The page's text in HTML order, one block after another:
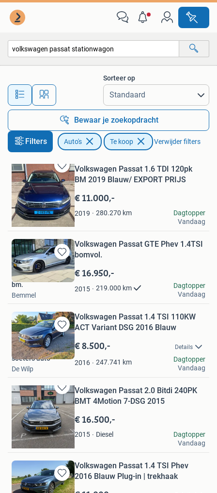
Alle afstanden…
Sorteer op
Bewaar je zoekopdracht
Filters Auto's Te koop Verwijder filters
Bewaren
in
Mijn
Favorieten
Volkswagen Passat 1.6 TDI 120pk
BM 2019 Blauw/ EXPORT PRIJS
€ 11.000,-
2019 280.270 km
hisham
Zaandam
Dagtopper
Vandaag
Bewaren
in
Mijn
Favorieten
Volkswagen Passat GTE Phev 1.4TSI
bomvol.
€ 16.950,-
2015 219.000 km
bm.
Bemmel
Dagtopper
Vandaag
Bewaren
in
Mijn
Favorieten
Volkswagen Passat 1.4 TSI 110KW
ACT Variant DSG 2016 Blauw
€ 8.500,- Details
2016 247.741 km
soeters auto
De Wilp
Dagtopper
Vandaag
Bewaren
in
Mijn
Favorieten
Volkswagen Passat 2.0 Bitdi 240PK
BMT 4Motion 7-DSG 2015
€ 16.500,-
2015 Diesel
hannie
Gouda
Dagtopper
Vandaag
Bewaren
in
Volkswagen Passat 1.4 TSI Phev
2016 Blauw Plug-in | trekhaak